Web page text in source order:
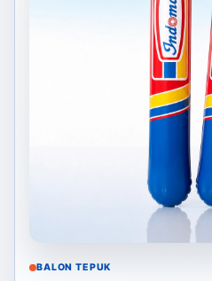
BALON TEPUK